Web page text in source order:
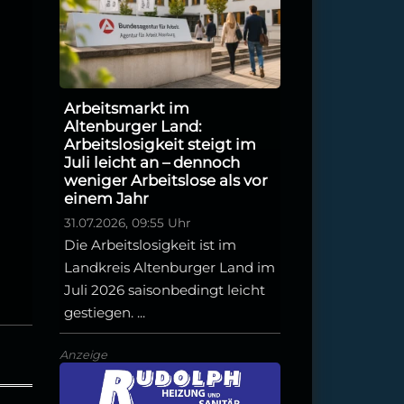
Arbeitsmarkt im
Altenburger Land:
Arbeitslosigkeit steigt im
Juli leicht an – dennoch
weniger Arbeitslose als vor
einem Jahr
31.07.2026, 09:55 Uhr
Die Arbeitslosigkeit ist im
Landkreis Altenburger Land im
Juli 2026 saisonbedingt leicht
gestiegen. ...
Anzeige